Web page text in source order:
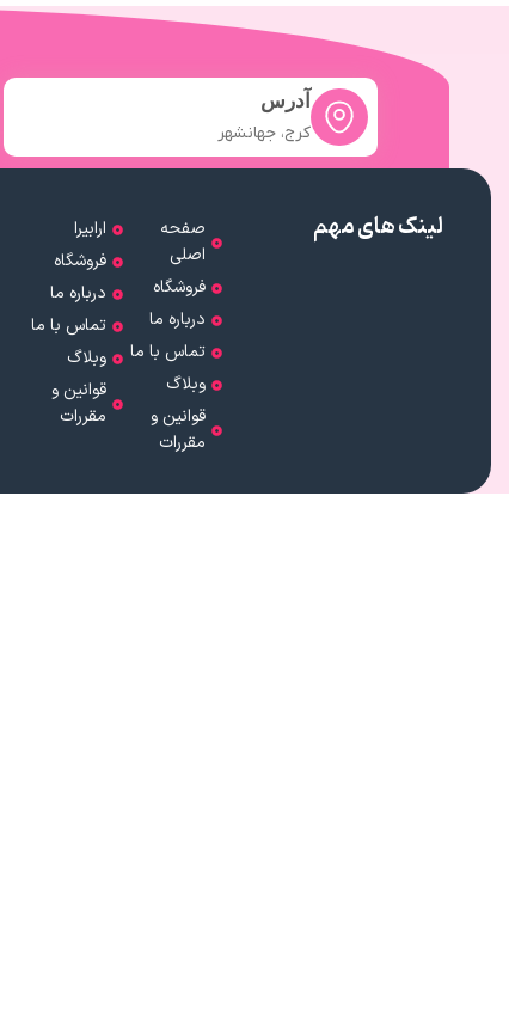
آدرس
کرج، جهانشهر
لینک های مهم
صفحه
اصلی
فروشگاه
درباره ما
تماس با ما
وبلاگ
قوانین و
مقررات
ارابیرا
فروشگاه
درباره ما
تماس با ما
وبلاگ
قوانین و
مقررات